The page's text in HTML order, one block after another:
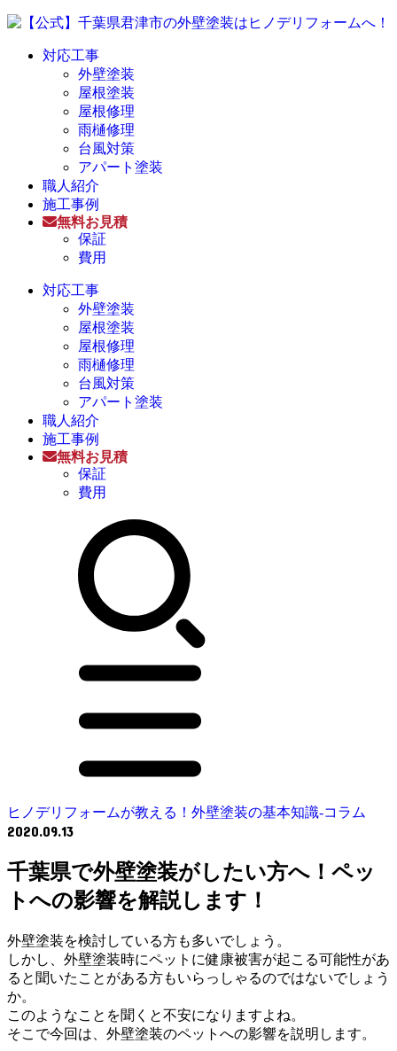
対応工事
外壁塗装
屋根塗装
屋根修理
雨樋修理
台風対策
アパート塗装
職人紹介
施工事例
無料お見積
保証
費用
対応工事
外壁塗装
屋根塗装
屋根修理
雨樋修理
台風対策
アパート塗装
職人紹介
施工事例
無料お見積
保証
費用
ヒノデリフォームが教える！外壁塗装の基本知識‐コラム
2020.09.13
千葉県で外壁塗装がしたい方へ！ペッ
トへの影響を解説します！
外壁塗装を検討している方も多いでしょう。
しかし、外壁塗装時にペットに健康被害が起こる可能性があ
ると聞いたことがある方もいらっしゃるのではないでしょう
か。
このようなことを聞くと不安になりますよね。
そこで今回は、外壁塗装のペットへの影響を説明します。